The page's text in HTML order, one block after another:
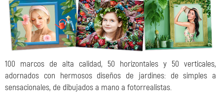
100 marcos de alta calidad, 50 horizontales y 50 verticales,
adornados con hermosos diseños de jardines: de simples a
sensacionales, de dibujados a mano a fotorrealistas.